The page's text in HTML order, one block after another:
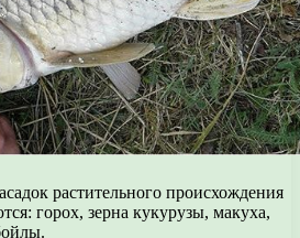
растительного происхождения
горох, зерна кукурузы, макуха,